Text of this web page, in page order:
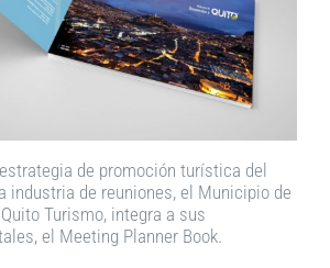
de promoción turística del
industria de reuniones, el Municipio de
Turismo, integra a sus
el Meeting Planner Book.